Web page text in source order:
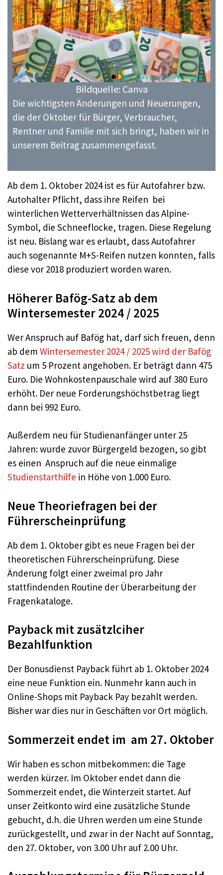
Bildquelle: Canva
Die wichtigsten Änderungen und Neuerungen,
die der Oktober für Bürger, Verbraucher,
Rentner und Familie mit sich bringt, haben wir in
unserem Beitrag zusammengefasst.
Ab dem 1. Oktober 2024 ist es für Autofahrer bzw.
Autohalter Pflicht, dass ihre Reifen bei
winterlichen Wetterverhältnissen das Alpine-
Symbol, die Schneeflocke, tragen. Diese Regelung
ist neu. Bislang war es erlaubt, dass Autofahrer
auch sogenannte M+S-Reifen nutzen konnten, falls
diese vor 2018 produziert worden waren.
Höherer Bafög-Satz ab dem
Wintersemester 2024 / 2025
Wer Anspruch auf Bafög hat, darf sich freuen, denn
ab dem Wintersemester 2024 / 2025 wird der Bafög
Satz um 5 Prozent angehoben. Er beträgt dann 475
Euro. Die Wohnkostenpauschale wird auf 380 Euro
erhöht. Der neue Forderungshöchstbetrag liegt
dann bei 992 Euro.
Außerdem neu für Studienanfänger unter 25
Jahren: wurde zuvor Bürgergeld bezogen, so gibt
es einen Anspruch auf die neue einmalige
Studienstarthilfe in Höhe von 1.000 Euro.
Neue Theoriefragen bei der
Führerscheinprüfung
Ab dem 1. Oktober gibt es neue Fragen bei der
theoretischen Führerscheinprüfung. Diese
Änderung folgt einer zweimal pro Jahr
stattfindenden Routine der Überarbeitung der
Fragenkataloge.
Payback mit zusätzlciher
Bezahlfunktion
Der Bonusdienst Payback führt ab 1. Oktober 2024
eine neue Funktion ein. Nunmehr kann auch in
Online-Shops mit Payback Pay bezahlt werden.
Bisher war dies nur in Geschäften vor Ort möglich.
Sommerzeit endet im am 27. Oktober
Wir haben es schon mitbekommen: die Tage
werden kürzer. Im Oktober endet dann die
Sommerzeit endet, die Winterzeit startet. Auf
unser Zeitkonto wird eine zusätzliche Stunde
gebucht, d.h. die Uhren werden um eine Stunde
zurückgestellt, und zwar in der Nacht auf Sonntag,
den 27. Oktober, von 3.00 Uhr auf 2.00 Uhr.